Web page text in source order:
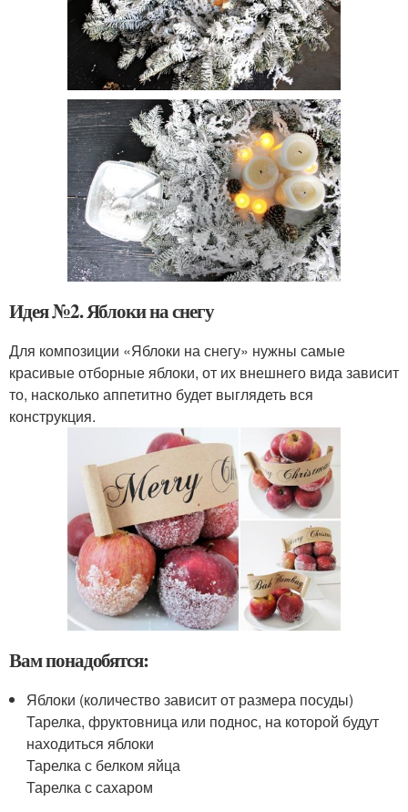
Идея №2. Яблоки на снегу
Для композиции «Яблоки на снегу» нужны самые
красивые отборные яблоки, от их внешнего вида зависит
то, насколько аппетитно будет выглядеть вся
конструкция.
Вам понадобятся:
Яблоки (количество зависит от размера посуды)
Тарелка, фруктовница или поднос, на которой будут
находиться яблоки
Тарелка с белком яйца
Тарелка с сахаром